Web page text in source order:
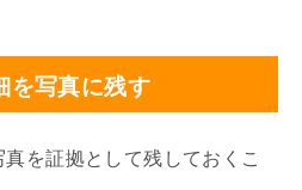
を写真に残す
を証拠として残しておくこ